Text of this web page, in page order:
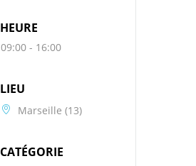
HEURE
09:00 - 16:00
LIEU
Marseille (13)
CATÉGORIE